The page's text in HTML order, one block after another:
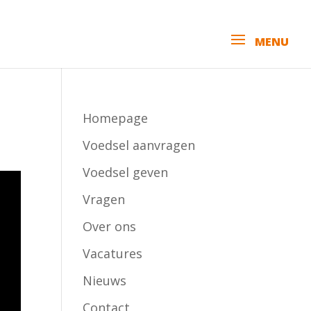
Homepage
Voedsel aanvragen
Voedsel geven
Vragen
Over ons
Vacatures
Nieuws
Contact